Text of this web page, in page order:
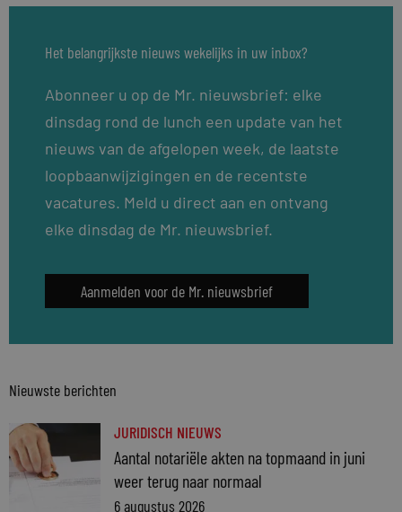
Het belangrijkste nieuws wekelijks in uw inbox?
Abonneer u op de Mr. nieuwsbrief: elke
dinsdag rond de lunch een update van het
nieuws van de afgelopen week, de laatste
loopbaanwijzigingen en de recentste
vacatures. Meld u direct aan en ontvang
elke dinsdag de Mr. nieuwsbrief.
Aanmelden voor de Mr. nieuwsbrief
Nieuwste berichten
JURIDISCH NIEUWS
Aantal notariële akten na topmaand in juni
weer terug naar normaal
6 augustus 2026